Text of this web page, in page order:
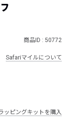
商品ID : 50772
Safariマイルについて
ッピングキットを購入